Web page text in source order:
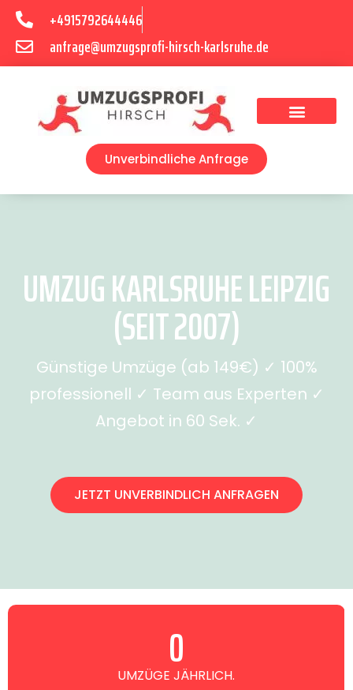
+4915792644446
anfrage@umzugsprofi-hirsch-karlsruhe.de
Unverbindliche Anfrage
UMZUG KARLSRUHE LEIPZIG
(SEIT 2007)
Günstige Umzüge (ab 149€) ✓ 100%
professionell ✓ Team aus Experten ✓
Angebot in 60 Sek. ✓
JETZT UNVERBINDLICH ANFRAGEN
UMZÜGE JÄHRLICH.
0